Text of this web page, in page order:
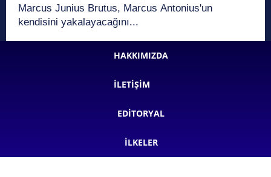
Marcus Junius Brutus, Marcus Antonius'un
kendisini yakalayacağını...
HAKKIMIZDA
İLETIŞIM
EDITORYAL
İLKELER